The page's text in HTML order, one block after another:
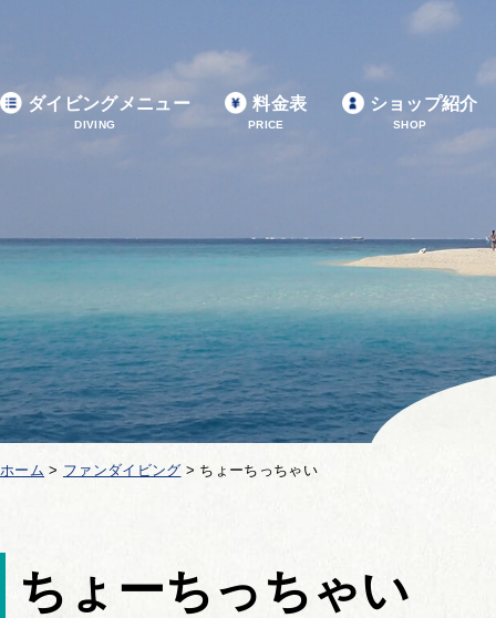
ダイビングメニュー
DIVING
料金表
PRICE
ショップ紹介
SHOP
ホーム > ファンダイビング > ちょーちっちゃい
ちょーちっちゃい